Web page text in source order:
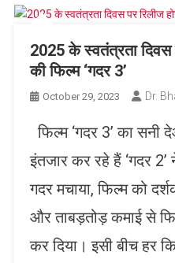
2025 के स्वतंत्रता दिवस
की फिल्म ‘गदर 3’
October 29, 2023 Dr.
फिल्म ‘गदर 3’ का
इंतजार कर रहे हैं ‘गदर
गदर मचाया, फिल्म को
और ताबड़तोड़ कमाई से
कर दिया। इसी बीच हर